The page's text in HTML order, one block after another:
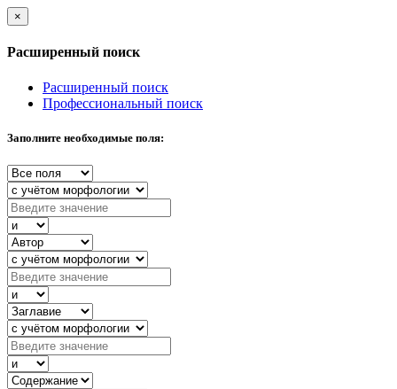
×
Расширенный поиск
Расширенный поиск
Профессиональный поиск
Заполните необходимые поля: